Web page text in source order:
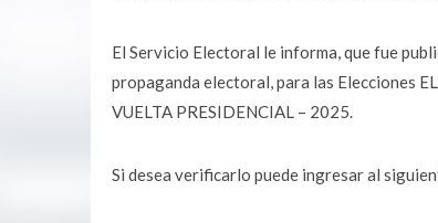
El Servicio Electoral le informa, que fue
propaganda electoral, para las Elecciones
VUELTA PRESIDENCIAL – 2025.
Si desea verificarlo puede ingresar al